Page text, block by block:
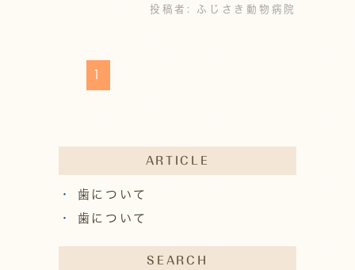
投稿者: ふじさき動物病院
ARTICLE
歯について
歯について
SEARCH